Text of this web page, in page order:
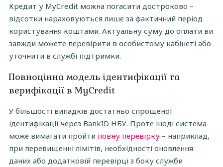
Кредит у MyCredit можна погасити достроково –
відсотки нараховуються лише за фактичний період
користування коштами. Актуальну суму до оплати ви
завжди можете перевірити в особистому кабінеті або
уточнити в службі підтримки.
Повноцінна модель ідентифікації та
верифікації в MyCredit
У більшості випадків достатньо спрощеної
ідентифікації через BankID НБУ. Проте іноді система
може вимагати пройти повну перевірку– наприклад,
при перевищенні лімітів, необхідності оновлення
даних або додатковій перевірці з боку служби